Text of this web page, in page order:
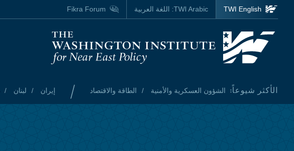
Skip to main content
Homepage
الأكثر شيوعاً: الشؤون العسكرية والأمنية الطاقة والاقتصاد / إيران لبنان
TWI English
TWI Arabic: اللغة العربية Fikra Forum